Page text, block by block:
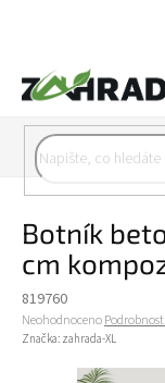
Botník
cm
819760
Průměrné hodnocení
Neohodnoceno
Značka: zahrada-XL